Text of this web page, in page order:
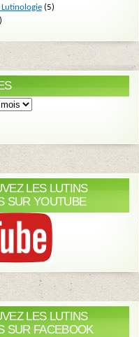
Lutinologie(5)
LES LUTINS
SUR YOUTUBE
LES LUTINS
SUR FACEBOOK